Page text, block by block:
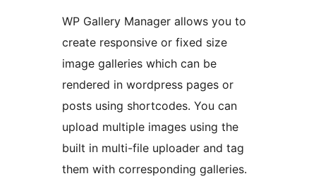
WP Gallery Manager allows you to
create responsive or fixed size
image galleries which can be
rendered in wordpress pages or
posts using shortcodes. You can
upload multiple images using the
built in multi-file uploader and tag
them with corresponding galleries.